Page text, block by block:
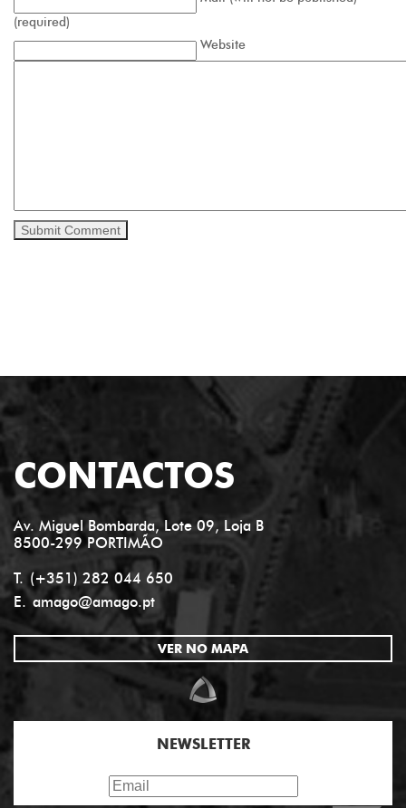
(required)
Website
CONTACTOS
Av. Miguel Bombarda, Lote 09, Loja B
8500-299 PORTIMÃO
T. (+351) 282 044 650
E. amago@amago.pt
VER NO MAPA
NEWSLETTER